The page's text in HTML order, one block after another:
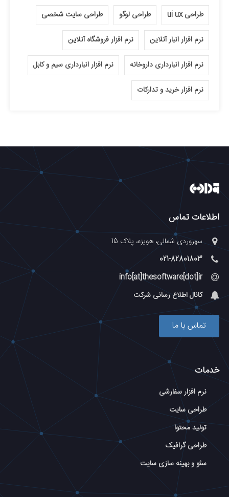
طراحی ui ux طراحی لوگو طراحی سایت شخصی
نرم افزار انبار آنلاین نرم افزار فروشگاه آنلاین
نرم افزار انبارداری داروخانه نرم افزار انبارداری سیم و کابل
نرم افزار خرید و تدارکات
اطلاعات تماس
سهروردی شمالی، هویزه، پلاک 15
021-82801803
info[at]thesoftware[dot]ir
کانال اطلاع رسانی شرکت
تماس با ما
خدمات
نرم افزار سفارشی
طراحی سایت
تولید محتوا
طراحی گرافیک
سئو و بهینه سازی سایت